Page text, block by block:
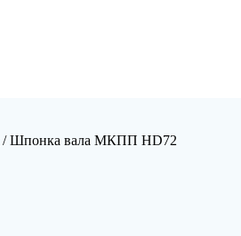
/ Шпонка вала МКПП HD72